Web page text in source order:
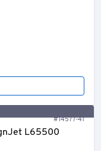
#14577-41
L65500